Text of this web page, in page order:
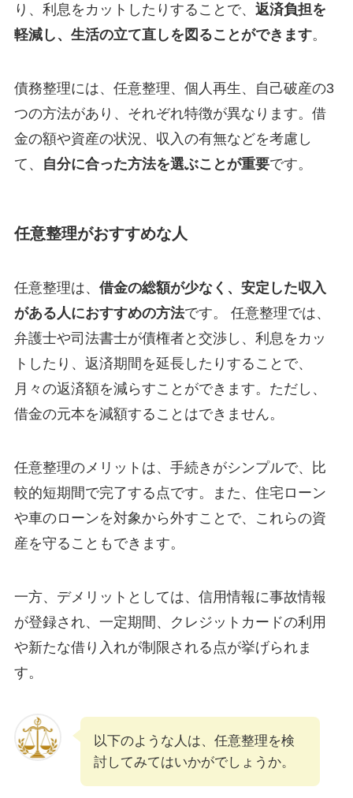
り、利息をカットしたりすることで、 返済負担を
軽減し、生活の立て直しを図ることができます。
債務整理には、任意整理、個人再生、自己破産の3
つの方法があり、それぞれ特徴が異なります。借
金の額や資産の状況、収入の有無などを考慮し
て、
自分に合った方法を選ぶことが重要です。
任意整理がおすすめな人
任意整理は、 借金の総額が少なく、安定した収入
がある人におすすめの方法です。 任意整理では、
弁護士や司法書士が債権者と交渉し、利息をカッ
トしたり、返済期間を延長したりすることで、
月々の返済額を減らすことができます。ただし、
借金の元本を減額することはできません。
任意整理のメリットは、手続きがシンプルで、比
較的短期間で完了する点です。また、住宅ローン
や車のローンを対象から外すことで、これらの資
産を守ることもできます。
一方、デメリットとしては、信用情報に事故情報
が登録され、一定期間、クレジットカードの利用
や新たな借り入れが制限される点が挙げられま
す。
以下のような人は、任意整理を検
討してみてはいかがでしょうか。